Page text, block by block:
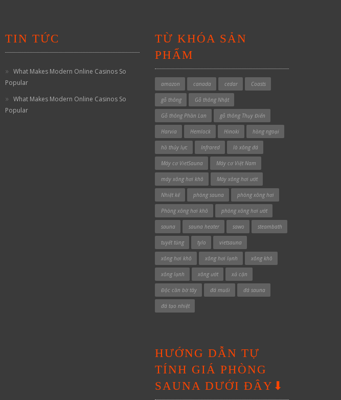
TIN TỨC
What Makes Modern Online Casinos So
Popular
What Makes Modern Online Casinos So
Popular
TỪ KHÓA SẢN
PHẨM
amazon canada cedar Coasts
gỗ thông Gỗ thông Nhật
Gỗ thông Phần Lan gỗ thông Thụy Điển
Harvia Hemlock Hinoki hồng ngoại
hồ thủy lực Infrared lò xông đá
Máy cơ VietSauna Máy cơ Việt Nam
máy xông hơi khô Máy xông hơi ướt
Nhiệt kế phòng sauna phòng xông hơi
Phòng xông hơi khô phòng xông hơi ướt
sauna sauna heater sawo steambath
tuyết tùng tylo vietsauna
xông hơi khô xông hơi lạnh xông khô
xông lạnh xông ướt xả cặn
Độc cần bờ tây đá muối đá sauna
đá tạo nhiệt
HƯỚNG DẪN TỰ
TÍNH GIÁ PHÒNG
SAUNA DƯỚI ĐÂY⬇